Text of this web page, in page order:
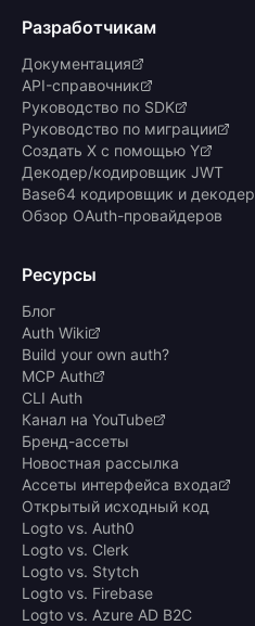
Разработчикам
Документация
API-справочник
Руководство по SDK
Руководство по миграции
Создать X с помощью Y
Декодер/кодировщик JWT
Base64 кодировщик и декодер
Обзор OAuth-провайдеров
Ресурсы
Блог
Auth Wiki
Build your own auth?
MCP Auth
CLI Auth
Канал на YouTube
Бренд-ассеты
Новостная рассылка
Ассеты интерфейса входа
Открытый исходный код
Logto vs. Auth0
Logto vs. Clerk
Logto vs. Stytch
Logto vs. Firebase
Logto vs. Azure AD B2C